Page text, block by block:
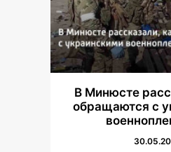
В Минюсте
обращаются с